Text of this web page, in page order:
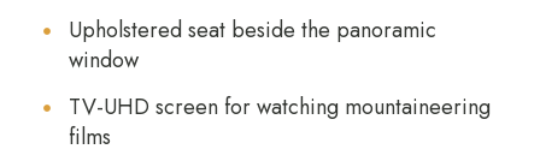
Upholstered seat beside the panoramic
window
TV-UHD screen for watching mountaineering
films